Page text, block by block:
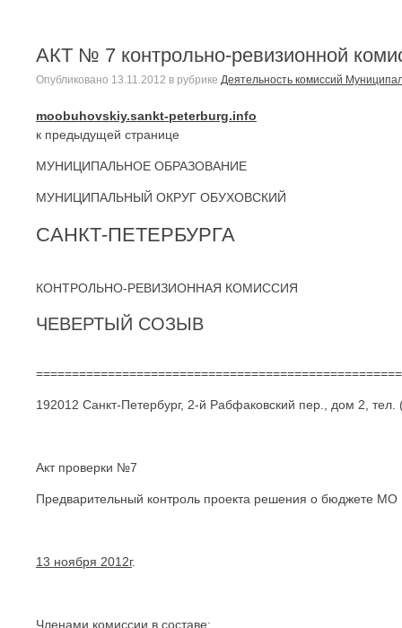
АКТ № 7 контрольно-ревизионной
Опубликовано 13.11.2012 в рубрике Деятельность комиссий
moobuhovskiy.sankt-peterburg.info
к предыдущей странице
МУНИЦИПАЛЬНОЕ ОБРАЗОВАНИЕ
МУНИЦИПАЛЬНЫЙ ОКРУГ ОБУХОВСКИЙ
САНКТ-ПЕТЕРБУРГА
КОНТРОЛЬНО-РЕВИЗИОННАЯ КОМИССИЯ
ЧЕВЕРТЫЙ СОЗЫВ
192012 Санкт-Петербург, 2-й Рабфаковский пер., дом 2,
Акт проверки №7
Предварительный контроль проекта решения о бюджете
13 ноября 2012г.
Членами комиссии в составе: